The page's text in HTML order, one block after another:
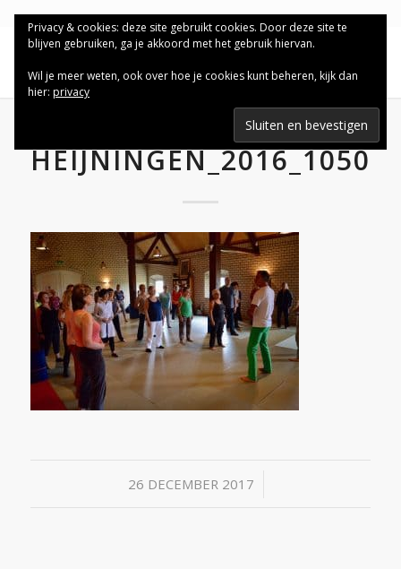
HEIJNINGEN_2016_1050
26 DECEMBER 2017
/
Privacy & cookies: deze site gebruikt cookies. Door deze site te
blijven gebruiken, ga je akkoord met het gebruik hiervan.
Wil je meer weten, ook over hoe je cookies kunt beheren, kijk dan
hier: privacy